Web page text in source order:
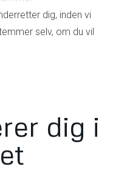
dig, inden vi
selv, om du vil
dig i